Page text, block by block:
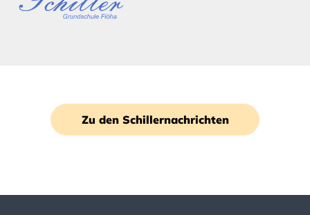
Zu den Schillernachrichten